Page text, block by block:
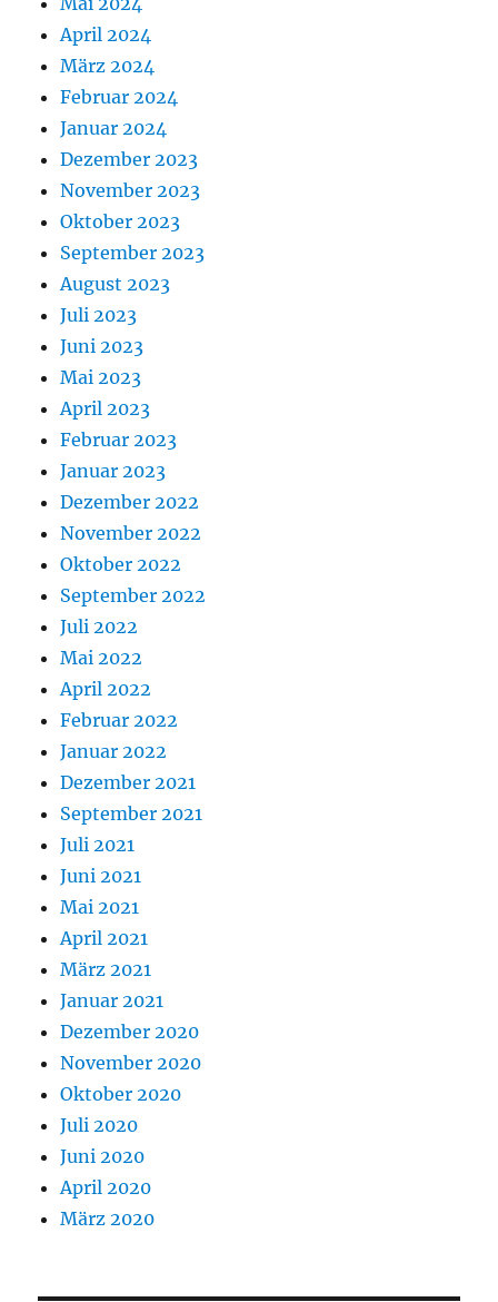
April 2024
März 2024
Februar 2024
Januar 2024
Dezember 2023
November 2023
Oktober 2023
September 2023
August 2023
Juli 2023
Juni 2023
Mai 2023
April 2023
Februar 2023
Januar 2023
Dezember 2022
November 2022
Oktober 2022
September 2022
Juli 2022
Mai 2022
April 2022
Februar 2022
Januar 2022
Dezember 2021
September 2021
Juli 2021
Juni 2021
Mai 2021
April 2021
März 2021
Januar 2021
Dezember 2020
November 2020
Oktober 2020
Juli 2020
Juni 2020
April 2020
März 2020